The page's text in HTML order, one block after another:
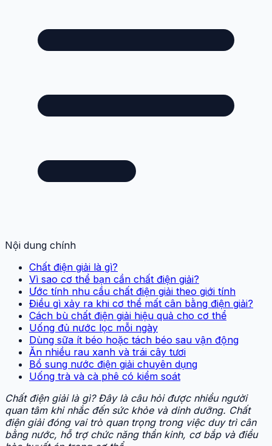
Nội dung chính
Chất điện giải là gì?
Vì sao cơ thể bạn cần chất điện giải?
Ước tính nhu cầu chất điện giải theo giới tính
Điều gì xảy ra khi cơ thể mất cân bằng điện giải?
Cách bù chất điện giải hiệu quả cho cơ thể
Uống đủ nước lọc mỗi ngày
Dùng sữa ít béo hoặc tách béo sau vận động
Ăn nhiều rau xanh và trái cây tươi
Bổ sung nước điện giải chuyên dụng
Uống trà và cà phê có kiểm soát
Chất điện giải là gì? Đây là câu hỏi được nhiều người
quan tâm khi nhắc đến sức khỏe và dinh dưỡng. Chất
điện giải đóng vai trò quan trọng trong việc duy trì cân
bằng nước, hỗ trợ chức năng thần kinh, cơ bắp và điều